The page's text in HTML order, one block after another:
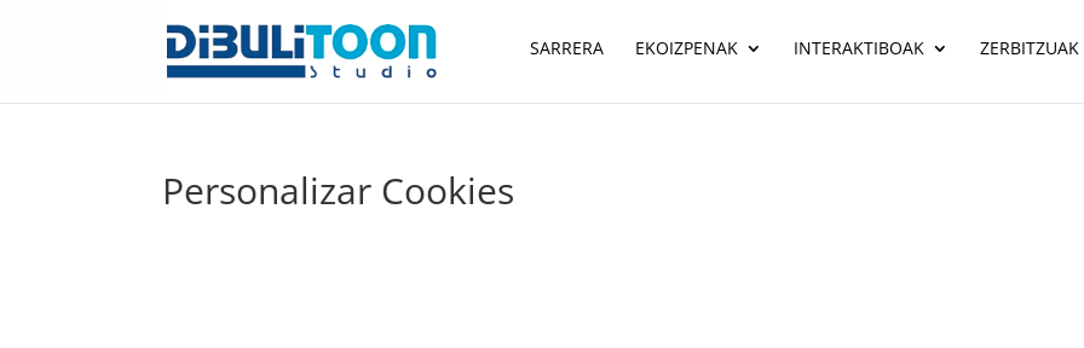
SARRERA EKOIZPENAK INTERAKTIBOAK ZERBITZUAK
Personalizar Cookies